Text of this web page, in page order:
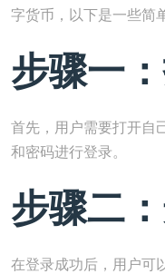
字货币，以下是一些简
步骤一
首先，用户需要打开自
和密码进行登录。
步骤二
在登录成功后，用户可